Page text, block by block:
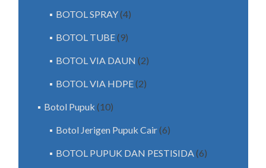
BOTOL SPRAY(4)
BOTOL TUBE(9)
BOTOL VIA DAUN (2)
BOTOL VIA HDPE(2)
Botol Pupuk (10)
Botol Jerigen Pupuk Cair(6)
BOTOL PUPUK DAN PESTISIDA(6)